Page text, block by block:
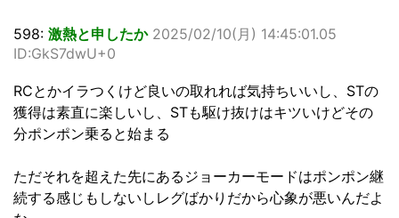
598: 激熱と申したか 2025/02/10(月) 14:45:01.05
ID:GkS7dwU+0
RCとかイラつくけど良いの取れれば気持ちいいし、STの
獲得は素直に楽しいし、STも駆け抜けはキツいけどその
分ポンポン乗ると始まる
ただそれを超えた先にあるジョーカーモードはポンポン継
続する感じもしないしレグばかりだから心象が悪いんだよ